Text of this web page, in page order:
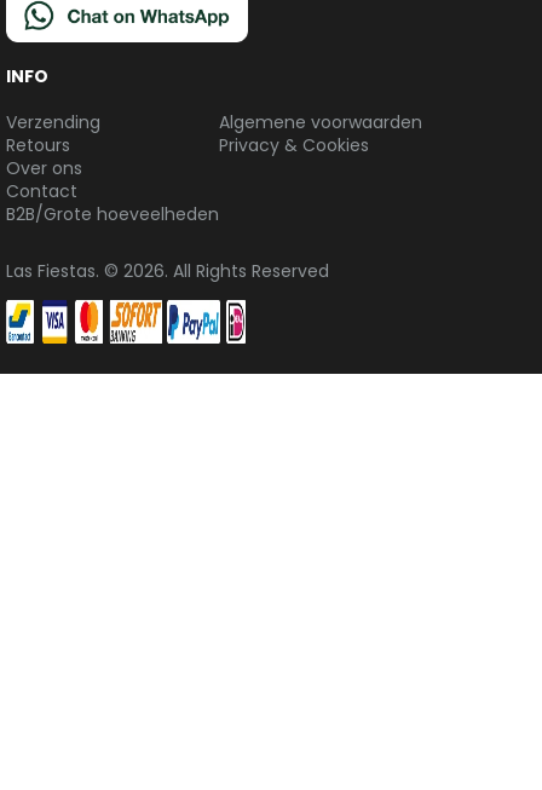
INFO
Verzending
Retours
Over ons
Contact
B2B/Grote hoeveelheden
Algemene voorwaarden
Privacy & Cookies
Las Fiestas. © 2026. All Rights Reserved